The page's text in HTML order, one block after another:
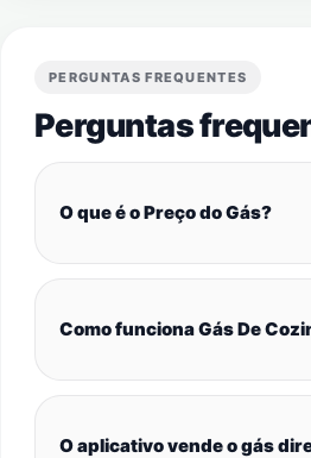
PERGUNTAS FREQUENTES
Perguntas
O que é o Preço do Gás?
Como funciona Gás De
O aplicativo vende o gás